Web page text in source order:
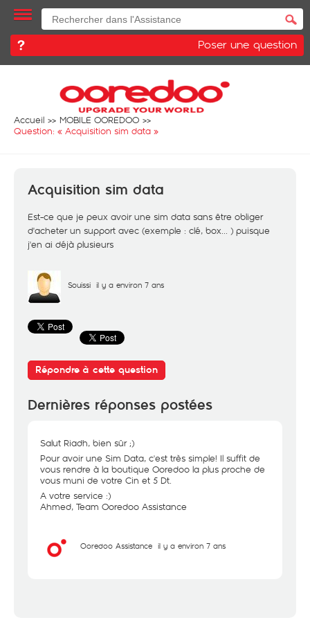
Poser une question
Accueil
MOBILE OOREDOO
Question: « Acquisition sim data »
Acquisition sim data
Est-ce que je peux avoir une sim data sans être obliger
d'acheter un support avec (exemple : clé, box... ) puisque
j'en ai déjà plusieurs
Souissi il y a environ 7 ans
Répondre à cette question
Dernières réponses postées
Salut Riadh, bien sûr ;)
Pour avoir une Sim Data, c'est très simple! Il suffit de
vous rendre à la boutique Ooredoo la plus proche de
vous muni de votre Cin et 5 Dt.
A votre service :)
Ahmed, Team Ooredoo Assistance
Ooredoo Assistance il y a environ 7 ans